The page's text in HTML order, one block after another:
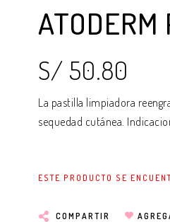
ATODERM
S/ 50.80
La pastilla limpiadora
sequedad cutánea.
ESTE PRODUCTO SE
COMPARTIR